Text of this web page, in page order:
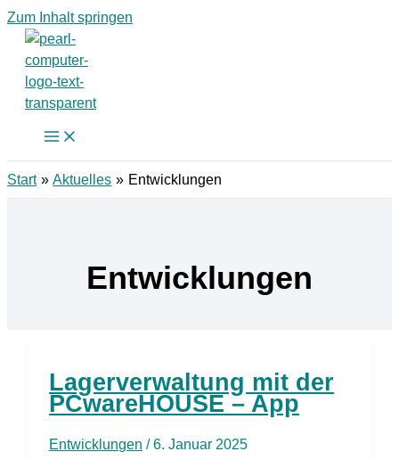
Zum Inhalt springen
Start Aktuelles Entwicklungen
Entwicklungen
Lagerverwaltung mit der
PCwareHOUSE – App
Entwicklungen /6. Januar 2025